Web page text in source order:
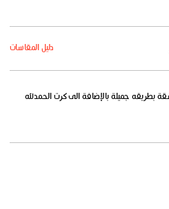
دليل المقاسات
بطريقه جميلة بالإضافة الى كرت الحمدلله